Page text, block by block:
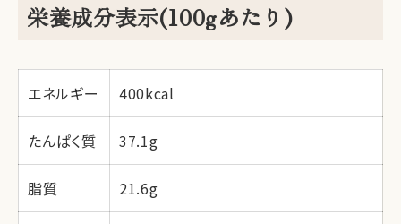
栄養成分表示(100gあたり)
エネルギー 400kcal
たんぱく質 37.1g
脂質 21.6g